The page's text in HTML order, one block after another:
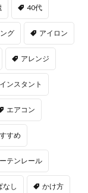
40代
グ アイロン
アレンジ
インスタント
エアコン
すめ
テンレール
なし かけ方